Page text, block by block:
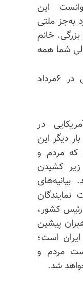
این
به‌جز ملتی
خانم
شما همه
(اقتباس از سخنرانی جولیانی در ۶مرداد
در
۶و۷ مرداد بار دیگر این
که مردم و
زیر کشیدن
نمایندگان
۳۴پارلمان جهان و بیانیه ۱۳۷رئیس کشور،
پیشین
است؛
مردم و
شد.